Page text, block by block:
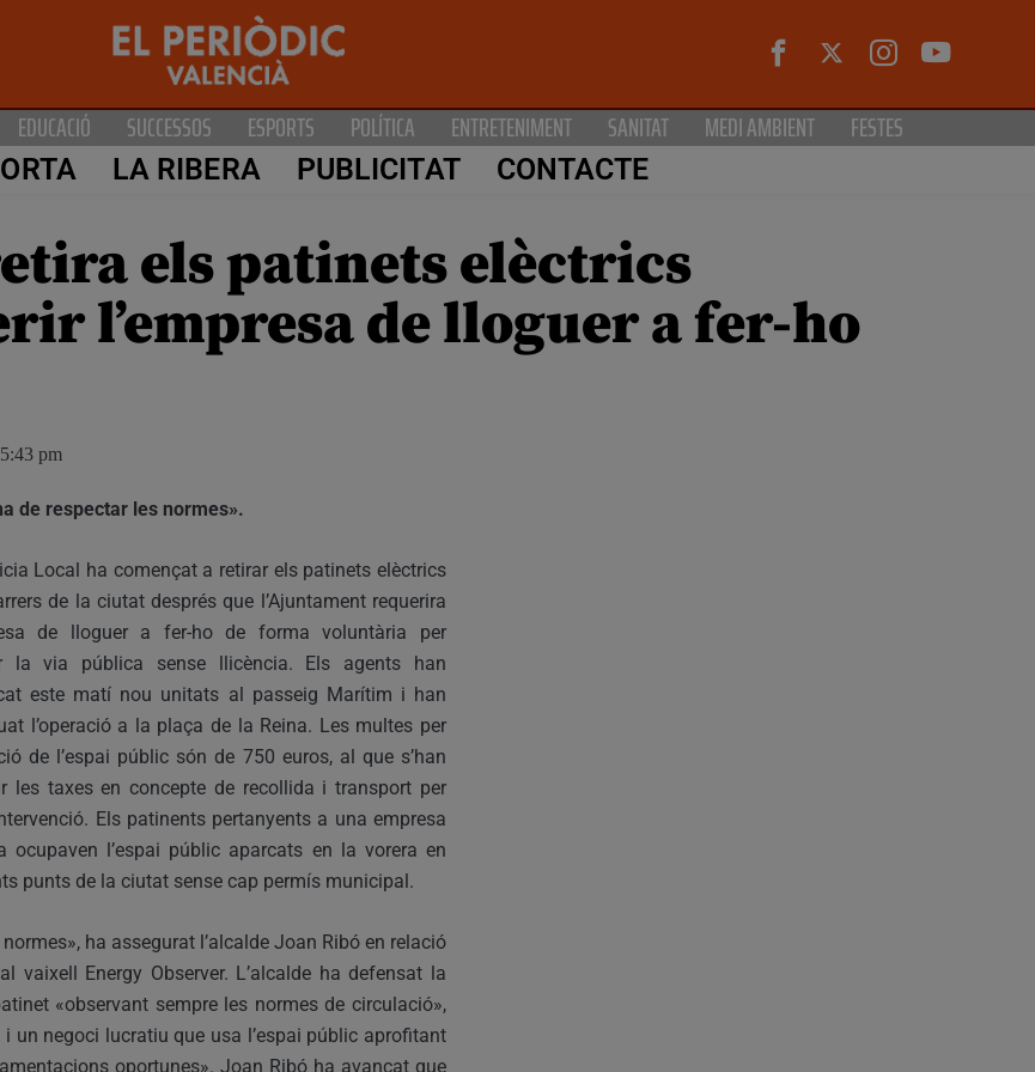
EDUCACIÓ SUCCESSOS ESPORTS POLÍTICA ENTRETENIMENT SANITAT MEDI AMBIENT FESTES
LA RIBERA PUBLICITAT CONTACTE
els patinets elèctrics
l’empresa de lloguer a fer-ho
5:43 pm
de respectar les normes».
Local ha començat a retirar els patinets elèctrics
de la ciutat després que l’Ajuntament requerira
de lloguer a fer-ho de forma voluntària per
la via pública sense llicència. Els agents han
este matí nou unitats al passeig Marítim i han
l’operació a la plaça de la Reina. Les multes per
de l’espai públic són de 750 euros, al que s’han
les taxes en concepte de recollida i transport per
Els patinents pertanyents a una empresa
ocupaven l’espai públic aparcats en la vorera en
punts de la ciutat sense cap permís municipal.
ha assegurat l’alcalde Joan Ribó en relació
Energy Observer. L’alcalde ha defensat la
«observant sempre les normes de circulació»,
un negoci lucratiu que usa l’espai públic aprofitant
oportunes». Joan Ribó ha avançat que